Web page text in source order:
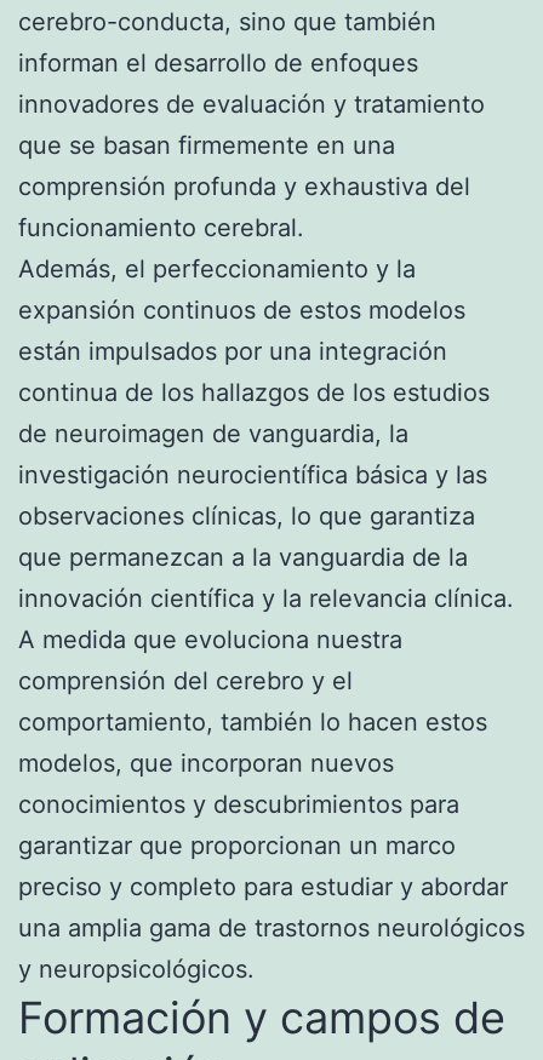
cerebro-conducta, sino que también
informan el desarrollo de enfoques
innovadores de evaluación y tratamiento
que se basan firmemente en una
comprensión profunda y exhaustiva del
funcionamiento cerebral.
Además, el perfeccionamiento y la
expansión continuos de estos modelos
están impulsados por una integración
continua de los hallazgos de los estudios
de neuroimagen de vanguardia, la
investigación neurocientífica básica y las
observaciones clínicas, lo que garantiza
que permanezcan a la vanguardia de la
innovación científica y la relevancia clínica.
A medida que evoluciona nuestra
comprensión del cerebro y el
comportamiento, también lo hacen estos
modelos, que incorporan nuevos
conocimientos y descubrimientos para
garantizar que proporcionan un marco
preciso y completo para estudiar y abordar
una amplia gama de trastornos neurológicos
y neuropsicológicos.
Formación y campos de